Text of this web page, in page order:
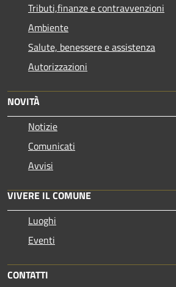
Tributi,finanze e contravvenzioni
Ambiente
Salute, benessere e assistenza
Autorizzazioni
NOVITÀ
Notizie
Comunicati
Avvisi
VIVERE IL COMUNE
Luoghi
Eventi
CONTATTI